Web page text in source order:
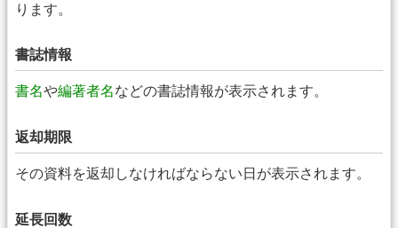
ります。
書誌情報
書名や編著者名などの書誌情報が表示されます。
返却期限
その資料を返却しなければならない日が表示されます。
延長回数